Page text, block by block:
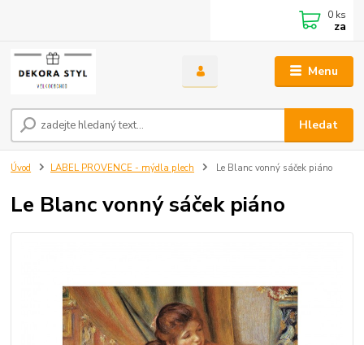
Menu
Hledat
0 ks
za
Úvod LABEL PROVENCE - mýdla plech Le Blanc vonný sáček piáno
Le Blanc vonný sáček piáno